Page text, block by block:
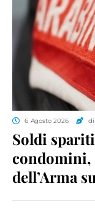
6 Agosto 2026
Soldi
condomini,
dell’Arma